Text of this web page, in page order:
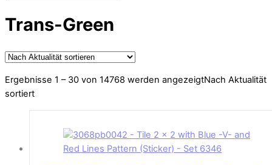
Trans-Green
Ergebnisse 1 – 30 von 14768 werden angezeigtNach Aktualität
sortiert